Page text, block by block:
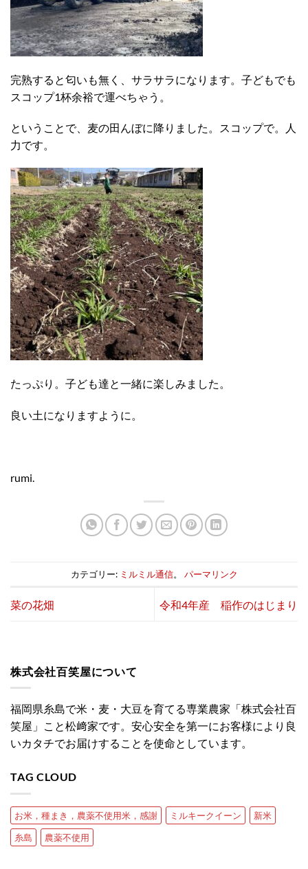
完熟すると匂いも無く、サラサラになります。子どもでも
スコップ1杯余裕で運べちゃう。
ということで、麦の田んぼに降りました。スコップで。人
力です。
たっぷり。子ども達と一緒に楽しみました。
良い土になりますように。
rumi.
カテゴリー: ミルミル通信。 パーマリンク
菜の花畑 令和4年産 稲作のはじまり
株式会社百笑屋について
福岡県糸島で米・麦・大豆を育てる専業農家「株式会社百
笑屋」こと松﨑家です。安心安全を第一にお客様により良
いカタチでお届けすることを使命としています。
TAG CLOUD
お米，種まき，農薬不使用米，感謝 ミルキークイーン
新米
糸島
農薬不使用